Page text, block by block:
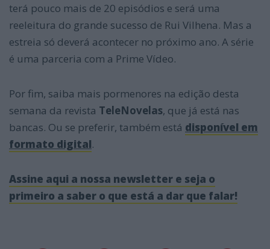
terá pouco mais de 20 episódios e será uma
reeleitura do grande sucesso de Rui Vilhena. Mas a
estreia só deverá acontecer no próximo ano. A série
é uma parceria com a Prime Vídeo.
Por fim, saiba mais pormenores na edição desta
semana da revista TeleNovelas, que já está nas
bancas. Ou se preferir, também está disponível em
formato digital.
Assine aqui a nossa newsletter e seja o
primeiro a saber o que está a dar que falar!